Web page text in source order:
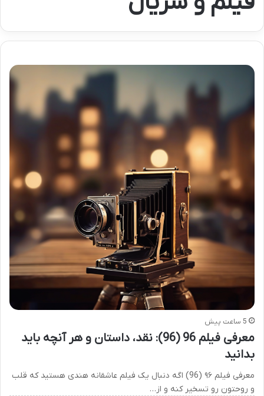
5 ساعت پیش
معرفی فیلم 96 (96): نقد، داستان و هر آنچه باید
بدانید
معرفی فیلم ۹۶ (96) اگه دنبال یک فیلم عاشقانه هندی هستید که قلب
و روحتون رو تسخیر کنه و از…